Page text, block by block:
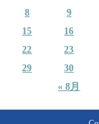
« 8月
8
9
15
16
22
23
29
30